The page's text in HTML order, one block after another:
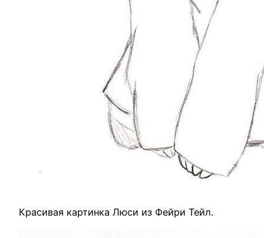
Красивая картинка Люси из Фейри Тейл.